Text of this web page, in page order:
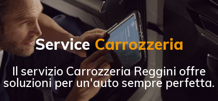
ServiceCarrozzeria
Il servizio Carrozzeria Reggini offre
soluzioni per un'auto sempre perfetta.